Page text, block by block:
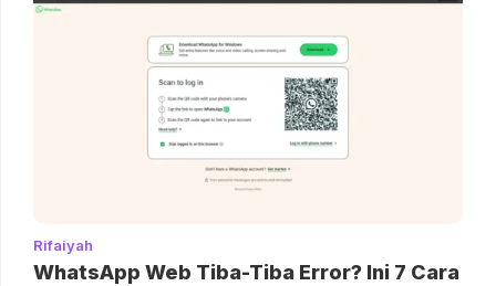
Rifaiyah
WhatsApp Web Tiba-Tiba Error? Ini 7 Cara